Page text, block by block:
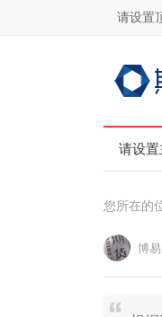
请设置
请设
您所在的
博